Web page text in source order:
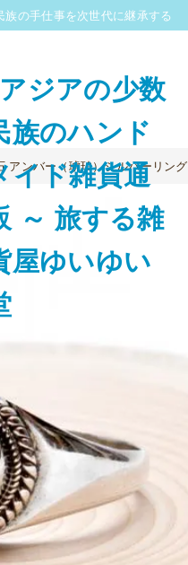
族の手仕事を次世代に継承する
アンバー（琥珀）シルバーリング